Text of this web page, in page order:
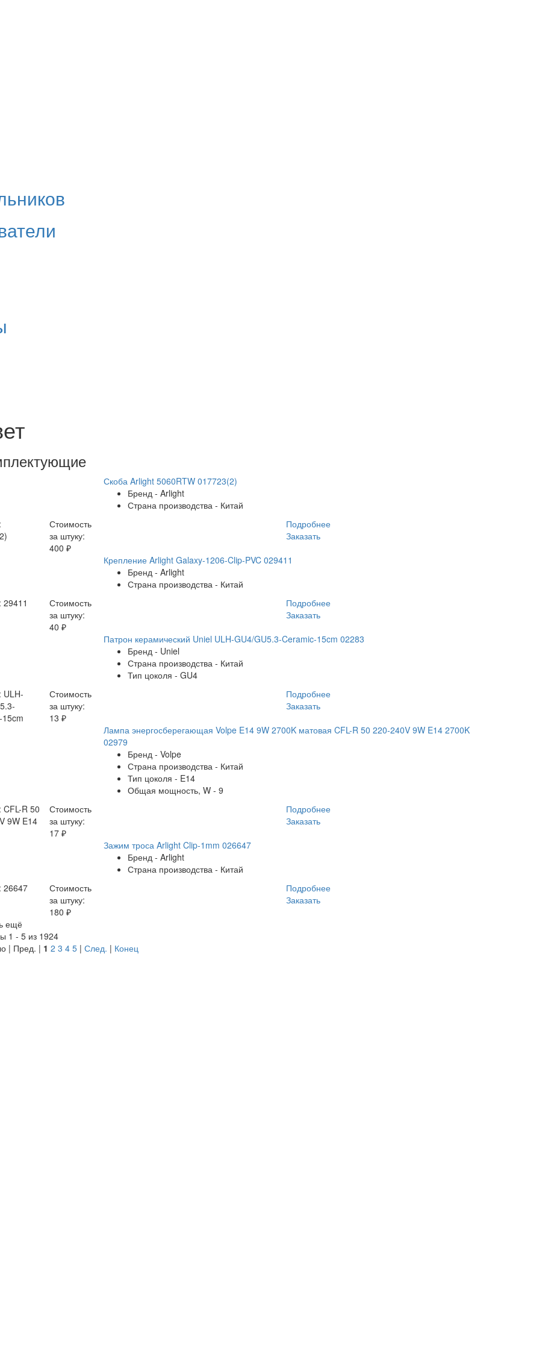
Скоба Arlight 5060RTW 017723(2)
Бренд - Arlight
Страна производства - Китай
Стоимость
за штуку:
400 ₽
Подробнее
Заказать
Крепление Arlight Galaxy-1206-Clip-PVC 029411
Бренд - Arlight
Страна производства - Китай
29411
Стоимость
за штуку:
40 ₽
Подробнее
Заказать
Патрон керамический Uniel ULH-GU4/GU5.3-Ceramic-15cm 02283
Бренд - Uniel
Страна производства - Китай
Тип цоколя - GU4
ULH-
Стоимость
за штуку:
13 ₽
Подробнее
Заказать
Лампа энергосберегающая Volpe E14 9W 2700K матовая CFL-R 50 220-240V 9W E14 2700K
02979
Бренд - Volpe
Страна производства - Китай
Тип цоколя - E14
Общая мощность, W - 9
CFL-R 50
9W E14
Стоимость
за штуку:
17 ₽
Подробнее
Заказать
Зажим троса Arlight Clip-1mm 026647
Бренд - Arlight
Страна производства - Китай
26647
Стоимость
за штуку:
180 ₽
Подробнее
Заказать
ещё
1 - 5 из 1924
| Пред. | 1 2 3 4 5| След. | Конец